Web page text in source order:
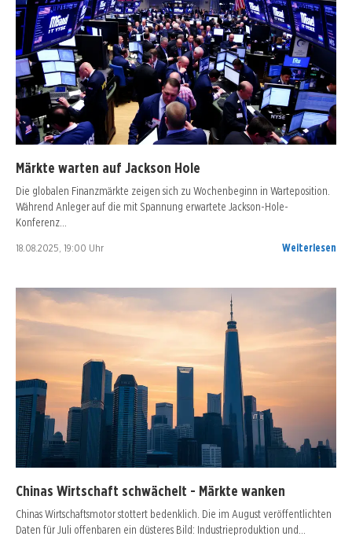
Märkte warten auf Jackson Hole
Die globalen Finanzmärkte zeigen sich zu Wochenbeginn in Warteposition.
Während Anleger auf die mit Spannung erwartete Jackson-Hole-
Konferenz…
18.08.2025, 19:00 Uhr Weiterlesen
Chinas Wirtschaft schwächelt - Märkte wanken
Chinas Wirtschaftsmotor stottert bedenklich. Die im August veröffentlichten
Daten für Juli offenbaren ein düsteres Bild: Industrieproduktion und…